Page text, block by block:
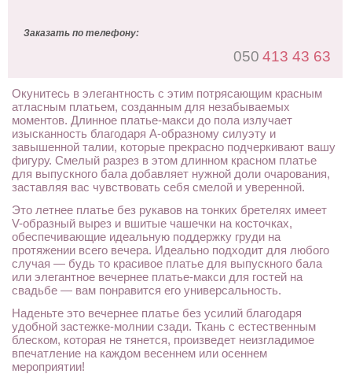
Заказать по телефону:
050 413 43 63
Окунитесь в элегантность с этим потрясающим красным
атласным платьем, созданным для незабываемых
моментов. Длинное платье-макси до пола излучает
изысканность благодаря А-образному силуэту и
завышенной талии, которые прекрасно подчеркивают вашу
фигуру. Смелый разрез в этом длинном красном платье
для выпускного бала добавляет нужной доли очарования,
заставляя вас чувствовать себя смелой и уверенной.
Это летнее платье без рукавов на тонких бретелях имеет
V-образный вырез и вшитые чашечки на косточках,
обеспечивающие идеальную поддержку груди на
протяжении всего вечера. Идеально подходит для любого
случая — будь то красивое платье для выпускного бала
или элегантное вечернее платье-макси для гостей на
свадьбе — вам понравится его универсальность.
Наденьте это вечернее платье без усилий благодаря
удобной застежке-молнии сзади. Ткань с естественным
блеском, которая не тянется, произведет неизгладимое
впечатление на каждом весеннем или осеннем
мероприятии!